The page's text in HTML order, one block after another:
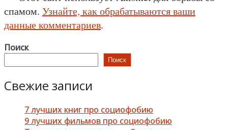
спамом. Узнайте, как обрабатываются ваши
данные комментариев.
Поиск
Поиск
Свежие записи
7 лучших книг про социофобию
9 лучших фильмов про социофобию